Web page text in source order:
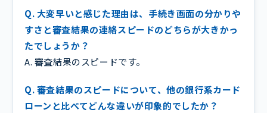
Q. 大変早いと感じた理由は、手続き画面の分かりや
すさと審査結果の連絡スピードのどちらが大きかっ
たでしょうか？
A. 審査結果のスピードです。
Q. 審査結果のスピードについて、他の銀行系カード
ローンと比べてどんな違いが印象的でしたか？